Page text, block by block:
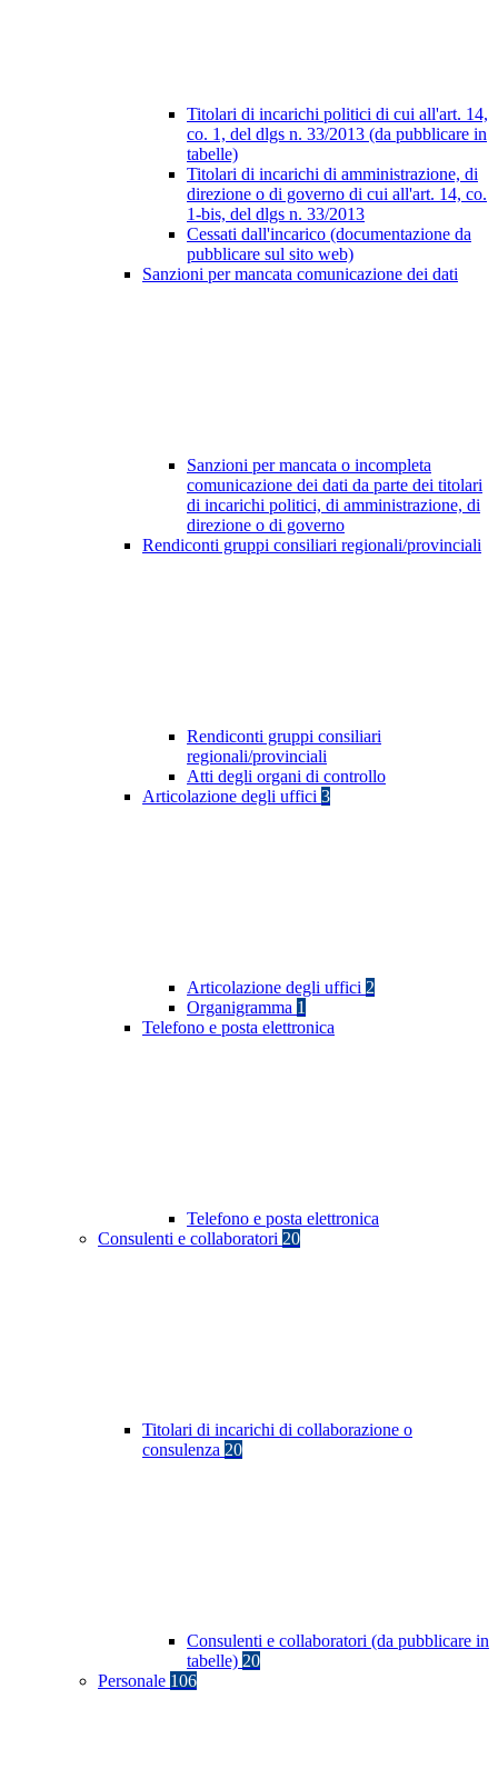
Titolari di incarichi politici di cui all'art. 14,
co. 1, del dlgs n. 33/2013 (da pubblicare in
tabelle)
Titolari di incarichi di amministrazione, di
direzione o di governo di cui all'art. 14, co.
1-bis, del dlgs n. 33/2013
Cessati dall'incarico (documentazione da
pubblicare sul sito web)
Sanzioni per mancata comunicazione dei dati
Sanzioni per mancata o incompleta
comunicazione dei dati da parte dei titolari
di incarichi politici, di amministrazione, di
direzione o di governo
Rendiconti gruppi consiliari regionali/provinciali
Rendiconti gruppi consiliari
regionali/provinciali
Atti degli organi di controllo
Articolazione degli uffici 3
Articolazione degli uffici 2
Organigramma 1
Telefono e posta elettronica
Telefono e posta elettronica
Consulenti e collaboratori 20
Titolari di incarichi di collaborazione o
consulenza 20
Consulenti e collaboratori (da pubblicare in
tabelle) 20
Personale 106